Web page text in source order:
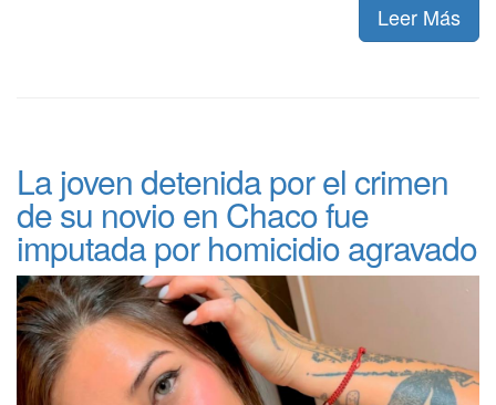
Leer Más
La joven detenida por el crimen
de su novio en Chaco fue
imputada por homicidio agravado